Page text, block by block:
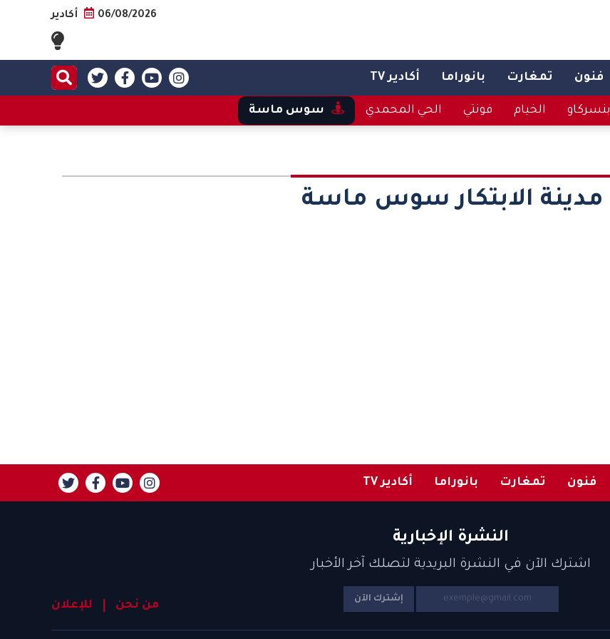
06/08/2026 أكادير
فنون تمغارت بانوراما أكادير TV
بنسركاو الخيام فونتي الحي المحمدي سوس ماسة
مدينة الابتكار سوس ماسة
فنون تمغارت بانوراما أكادير TV
النشرة الإخبارية
اشترك الآن في النشرة البريدية لتصلك آخر الأخبار
إشترك الآن من نحن للإعلان